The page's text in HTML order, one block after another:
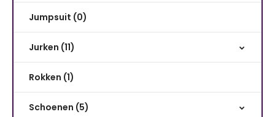
Jumpsuit (0)
Jurken (11)
Rokken (1)
Schoenen (5)